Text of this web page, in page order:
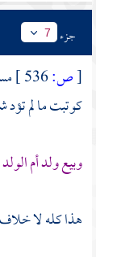
جزء 7
[ص:
كوتبت ما لم تؤد
وبيع ولد أم
هذا كله لا خلاف